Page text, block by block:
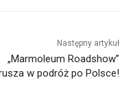
Następny artykuł
„Marmoleum Roadshow”
w podróż po Polsce!